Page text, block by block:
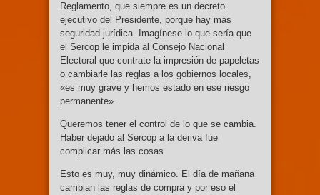
Reglamento, que siempre es un decreto
ejecutivo del Presidente, porque hay más
seguridad jurídica. Imagínese lo que sería que
el Sercop le impida al Consejo Nacional
Electoral que contrate la impresión de papeletas
o cambiarle las reglas a los gobiernos locales,
«es muy grave y hemos estado en ese riesgo
permanente».
Queremos tener el control de lo que se cambia.
Haber dejado al Sercop a la deriva fue
complicar más las cosas.
Esto es muy, muy dinámico. El día de mañana
cambian las reglas de compra y por eso el